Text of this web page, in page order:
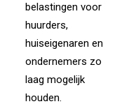
belastingen voor
huurders,
huiseigenaren en
ondernemers zo
laag mogelijk
houden.